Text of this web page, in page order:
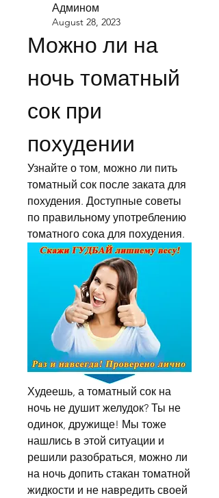
Админом
August 28, 2023
Можно ли на
ночь томатный
сок при
похудении
Узнайте о том, можно ли пить
томатный сок после заката для
похудения. Доступные советы
по правильному употреблению
томатного сока для похудения.
Худеешь, а томатный сок на
ночь не душит желудок? Ты не
одинок, дружище! Мы тоже
нашлись в этой ситуации и
решили разобраться, можно ли
на ночь допить стакан томатной
жидкости и не навредить своей